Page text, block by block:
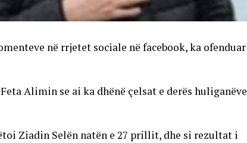
në rrjetet sociale në facebook, ka ofenduar
Alimin se ai ka dhënë çelsat e derës huliganëve
Ziadin Selën natën e 27 prillit, dhe si rezultat i